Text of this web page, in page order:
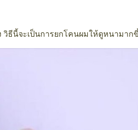
วิธีนี้จะเป็นการยกโคนผมให้ดูหนามาก